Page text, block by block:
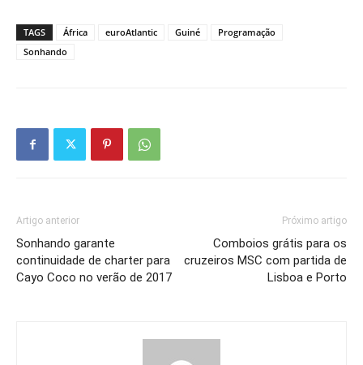
TAGS África euroAtlantic Guiné
Programação
Sonhando
Artigo anterior
Sonhando garante
continuidade de charter para
Cayo Coco no verão de 2017
Próximo artigo
Comboios grátis para os
cruzeiros MSC com partida de
Lisboa e Porto